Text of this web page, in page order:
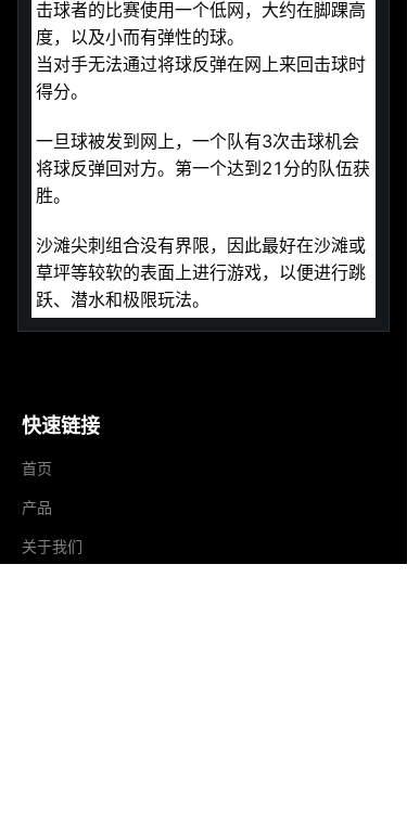
击球者的比赛使用一个低网，大约在脚踝高
度，以及小而有弹性的球。
当对手无法通过将球反弹在网上来回击球时
得分。
一旦球被发到网上，一个队有3次击球机会
将球反弹回对方。第一个达到21分的队伍获
胜。
沙滩尖刺组合没有界限，因此最好在沙滩或
草坪等较软的表面上进行游戏，以便进行跳
跃、潜水和极限玩法。
快速链接
首页
产品
关于我们